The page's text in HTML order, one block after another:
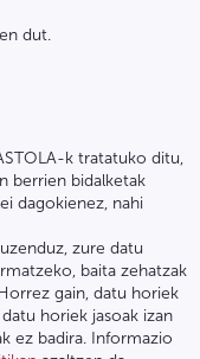
dut.
k tratatuko ditu,
berrien bidalketak
dagokienez, nahi
zure datu
baita zehatzak
gain, datu horiek
horiek jasoak izan
ez badira. Informazio